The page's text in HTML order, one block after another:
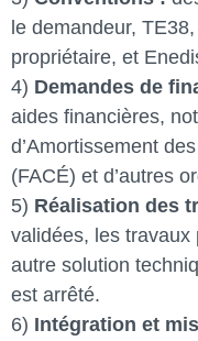
le demandeur,
propriétaire, et
4) Demandes de
aides financières,
d’Amortissement
(FACÉ) et d’autres
5) Réalisation des
validées, les travaux
autre solution
est arrêté.
6) Intégration et